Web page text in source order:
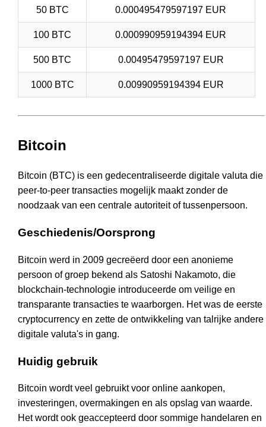
50 BTC 0.000495479597197 EUR
100 BTC 0.000990959194394 EUR
500 BTC 0.00495479597197 EUR
1000 BTC 0.00990959194394 EUR
Bitcoin
Bitcoin (BTC) is een gedecentraliseerde digitale valuta die
peer-to-peer transacties mogelijk maakt zonder de
noodzaak van een centrale autoriteit of tussenpersoon.
Geschiedenis/Oorsprong
Bitcoin werd in 2009 gecreëerd door een anonieme
persoon of groep bekend als Satoshi Nakamoto, die
blockchain-technologie introduceerde om veilige en
transparante transacties te waarborgen. Het was de eerste
cryptocurrency en zette de ontwikkeling van talrijke andere
digitale valuta's in gang.
Huidig gebruik
Bitcoin wordt veel gebruikt voor online aankopen,
investeringen, overmakingen en als opslag van waarde.
Het wordt ook geaccepteerd door sommige handelaren en